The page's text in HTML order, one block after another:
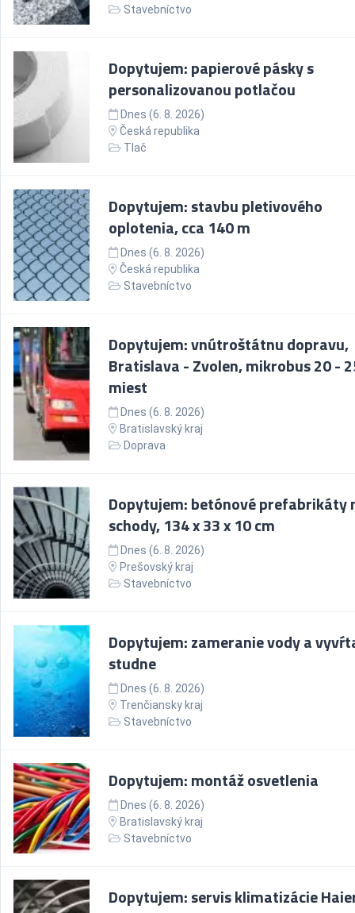
Stavebníctvo
Dopytujem: papierové pásky s
personalizovanou potlačou
Dnes (6. 8. 2026)
Česká republika
Tlač
Dopytujem: stavbu pletivového
oplotenia, cca 140 m
Dnes (6. 8. 2026)
Česká republika
Stavebníctvo
Dopytujem: vnútroštátnu dopravu,
Bratislava - Zvolen, mikrobus 20 -
miest
Dnes (6. 8. 2026)
Bratislavský kraj
Doprava
Dopytujem: betónové prefabrikáty
schody, 134 x 33 x 10 cm
Dnes (6. 8. 2026)
Prešovský kraj
Stavebníctvo
Dopytujem: zameranie vody a
studne
Dnes (6. 8. 2026)
Trenčiansky kraj
Stavebníctvo
Dopytujem: montáž osvetlenia
Dnes (6. 8. 2026)
Bratislavský kraj
Stavebníctvo
Dopytujem: servis klimatizácie